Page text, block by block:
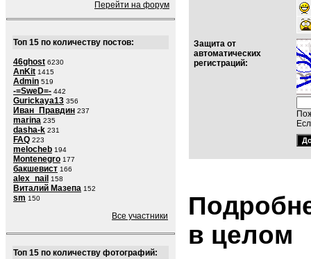
Перейти на форум
Топ 15 по количеству постов:
46ghost 6230
AnKit 1415
Admin 519
-=SweD=- 442
Gurickaya13 356
Иван_Правдин 237
marina 235
dasha-k 231
FAQ 223
melocheb 194
Montenegro 177
бакшевист 166
alex_nail 158
Виталий Мазепа 152
sm 150
Все участники
Топ 15 по количеству фотографий:
Защита от
автоматических
регистраций:
в целом